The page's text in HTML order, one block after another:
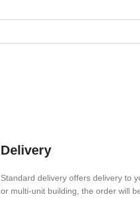
Delivery
Stan­dard deliv­ery offers deliv­ery to
or multi-unit build­ing, the order will